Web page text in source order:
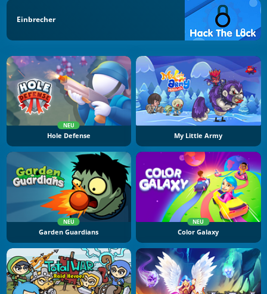
Einbrecher
NEU
Hole Defense My Little Army
NEU
Garden Guardians
NEU
Color Galaxy